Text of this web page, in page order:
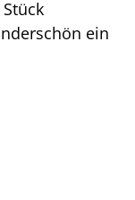
ein